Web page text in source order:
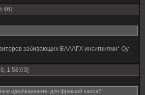
забивающих ВАААГХ инсигниями* Оу
1:58:03]
идеи\варианты для фракций хаоса?